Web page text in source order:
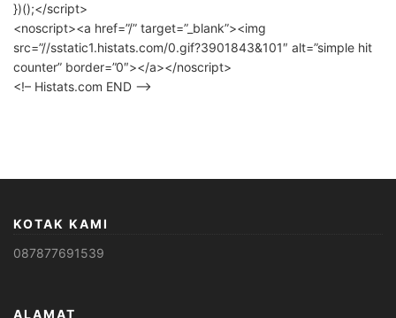
})();</script>
<noscript><a href=”/” target=”_blank”><img
src=”//sstatic1.histats.com/0.gif?3901843&101″ alt=”simple hit
counter” border=”0″></a></noscript>
<!– Histats.com END –>
KOTAK KAMI
087877691539
ALAMAT